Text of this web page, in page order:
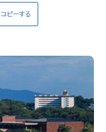
コピーする